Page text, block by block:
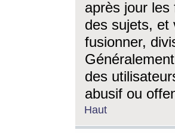
après jour les
des sujets, et
fusionner,
des
abusif ou
Haut